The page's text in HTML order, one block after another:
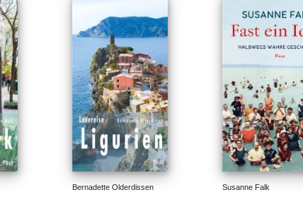
Bernadette Olderdissen Susanne Falk